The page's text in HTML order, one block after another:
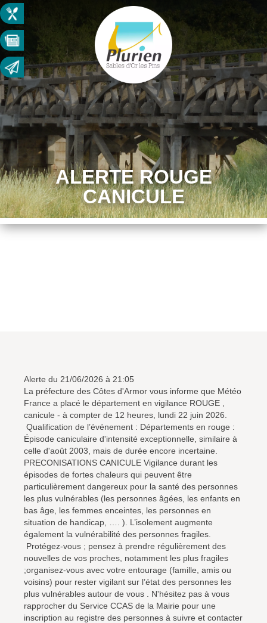
ALERTE ROUGE
CANICULE
Alerte du 21/06/2026 à 21:05
La préfecture des Côtes d'Armor vous informe que Météo
France a placé le département en vigilance ROUGE ,
canicule - à compter de 12 heures, lundi 22 juin 2026.
Qualification de l’événement : Départements en rouge :
Épisode caniculaire d'intensité exceptionnelle, similaire à
celle d'août 2003, mais de durée encore incertaine.
PRECONISATIONS CANICULE Vigilance durant les
épisodes de fortes chaleurs qui peuvent être
particulièrement dangereux pour la santé des personnes
les plus vulnérables (les personnes âgées, les enfants en
bas âge, les femmes enceintes, les personnes en
situation de handicap, …. ). L’isolement augmente
également la vulnérabilité des personnes fragiles.
Protégez-vous ; pensez à prendre régulièrement des
nouvelles de vos proches, notamment les plus fragiles
;organisez-vous avec votre entourage (famille, amis ou
voisins) pour rester vigilant sur l’état des personnes les
plus vulnérables autour de vous . N'hésitez pas à vous
rapprocher du Service CCAS de la Mairie pour une
inscription au registre des personnes à suivre et contacter